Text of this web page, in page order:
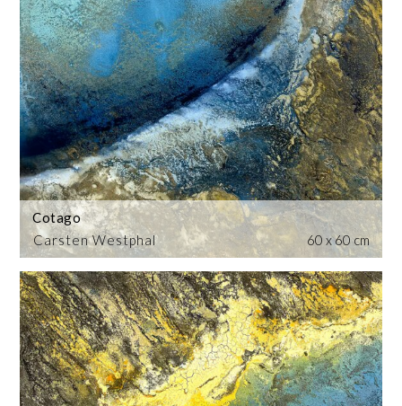
Carsten Westphal
Cotago
60 x 60 cm